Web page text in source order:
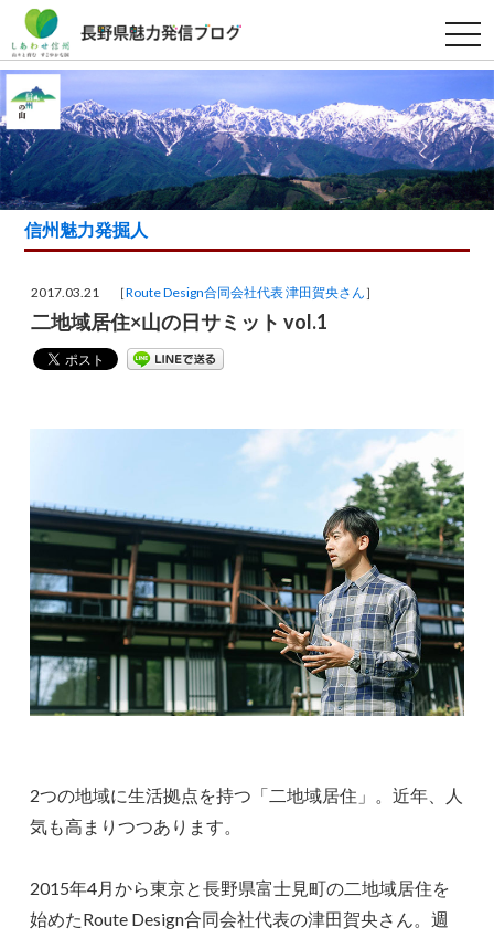
t
o
g
l
e
n
a
v
i
a
i
信州魅力発掘人
2017.03.21 ［Route Design合同会社代表 津田賀央さん ］
二地域居住×山の日サミット vol.1
2つの地域に生活拠点を持つ「二地域居住」。近年、人
気も高まりつつあります。
2015年4月から東京と長野県富士見町の二地域居住を
始めたRoute Design合同会社代表の津田賀央さん。週